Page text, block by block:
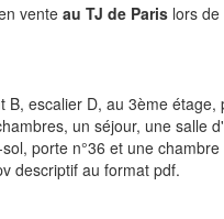
vente au TJ de Paris lors
B, escalier D, au 3ème
un séjour, une salle
porte n°36 et une
descriptif au format pdf.